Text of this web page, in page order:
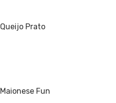
Queijo Prato
Maionese Fun